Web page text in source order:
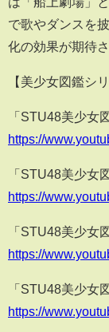
で歌やダンスを
化の効果が期待
【美少女図鑑シ
「STU48美少女
https://
「STU48美少女
https://
「STU48美少女
https://
「STU48美少女
https://